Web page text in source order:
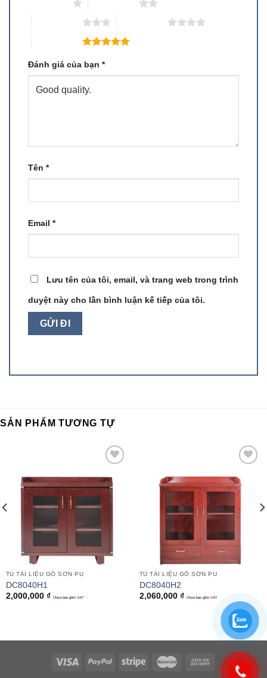
Đánh giá của bạn *
Tên *
Email *
Lưu tên của tôi, email, và trang web trong trình
duyệt này cho lần bình luận kế tiếp của tôi.
SẢN PHẨM TƯƠNG TỰ
TỦ TÀI LIỆU GỖ SƠN PU
DC8040H1
2,000,000 ₫ Chưa bao gồm VAT
Add to
TỦ TÀI LIỆU GỖ SƠN PU
DC8040H2
2,060,000 ₫ Chưa bao gồm VAT